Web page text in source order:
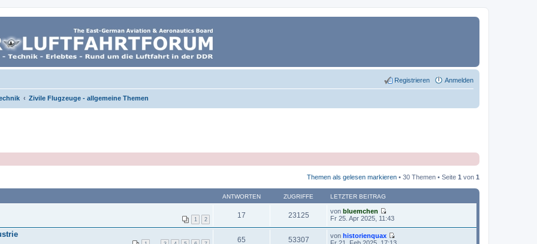
Anmelden
Registrieren
Zivile Flugzeuge - allgemeine Themen
Themen als gelesen markieren • 30 Themen • Seite 1 von 1
ANTWORTEN ZUGRIFFE LETZTER BEITRAG
1 2 17 23125 von bluemchen
N
u
e
Fr 25. Apr 2025, 11:43
65 53307 von historienquax
N
Fr 21. Feb 2025, 17:13